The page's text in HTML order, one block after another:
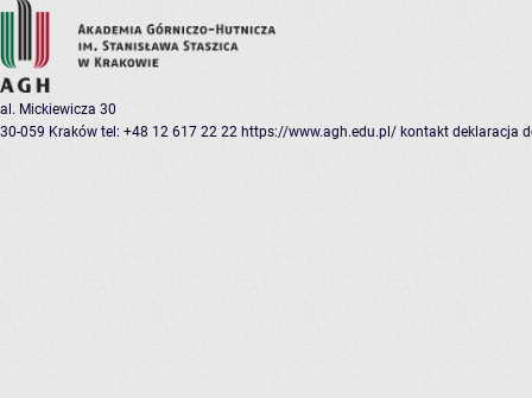
al. Mickiewicza 30
30-059 Kraków tel: +48 12 617 22 22 https://www.agh.edu.pl/ kontakt deklaracja